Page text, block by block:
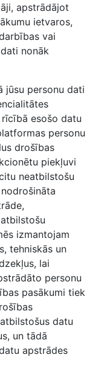
apstrādājot
ietvaros,
vai
nonāk
jūsu personu dati
esošo datu
personu
drošības
piekļuvi
neatbilstošu
izmantojam
tehniskās un
lai
personu
pasākumi tiek
datu
un tādā
apstrādes